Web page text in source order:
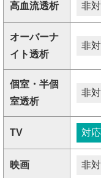
高血流透析 非
オーバーナ
イト透析
非
個室・半個
室透析
非
TV 対応
映画 非